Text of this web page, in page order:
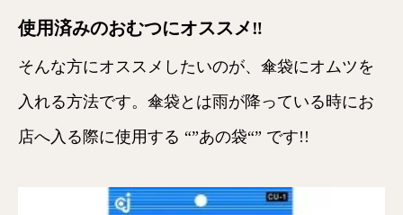
使用済みのおむつにオススメ‼
そんな方にオススメしたいのが、傘袋にオムツを
入れる方法です。傘袋とは雨が降っている時にお
店へ入る際に使用する “”あの袋“” です!!